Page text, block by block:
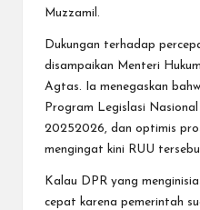
Muzzamil.
Dukungan terhadap
disampaikan Menteri
Agtas. Ia menegaskan
Program Legislasi
20252026, dan optimis
mengingat kini RUU
Kalau DPR yang
cepat karena pemerintah